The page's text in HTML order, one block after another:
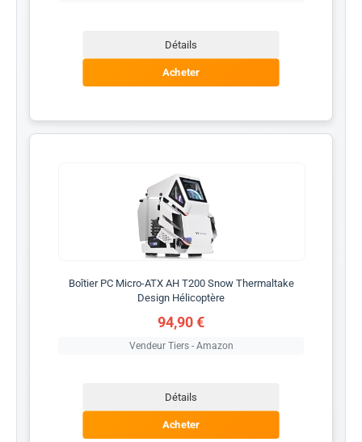
Détails
Acheter
Boîtier PC Micro-ATX AH T200 Snow Thermaltake
Design Hélicoptère
94,90 €
Vendeur Tiers - Amazon
Détails
Acheter